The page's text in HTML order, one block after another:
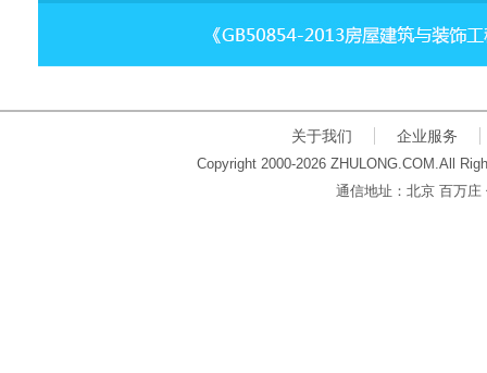
关于我们 企业服务
Copyright 2000-2026 ZHULONG.COM.All
通信地址：北京 百万